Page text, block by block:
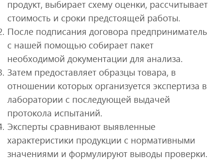
продукт, выбирает схему оценки, рассчитывает
стоимость и сроки предстоящей работы.
После подписания договора предприниматель
с нашей помощью собирает пакет
необходимой документации для анализа.
Затем предоставляет образцы товара, в
отношении которых организуется экспертиза в
лаборатории с последующей выдачей
протокола испытаний.
Эксперты сравнивают выявленные
характеристики продукции с нормативными
значениями и формулируют выводы проверки.